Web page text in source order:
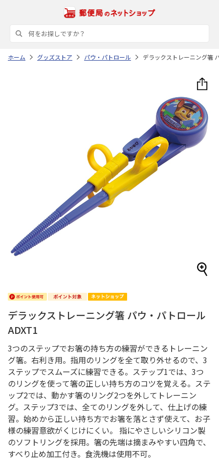
ホーム グッズストア パウ・パトロール デラックストレーニング箸
デラックストレーニング箸 パウ・パトロール
ADXT1
3つのステップでお箸の持ち方の練習ができるトレーニン
グ箸。右利き用。指用のリングを全て取り外せるので、3
ステップでスムーズに練習できる。ステップ1では、3つ
のリングを使って箸の正しい持ち方のコツを覚える。ステ
ップ2では、動かす箸のリング2つを外してトレーニン
グ。ステップ3では、全てのリングを外して、仕上げの練
習。始めから正しい持ち方でお箸を落とさず使えて、お子
様の練習意欲がくじけにくい。 指にやさしいシリコン製
のソフトリングを採用。箸の先端は摘まみやすい四角で、
すべり止め加工付き。食洗機は使用不可。